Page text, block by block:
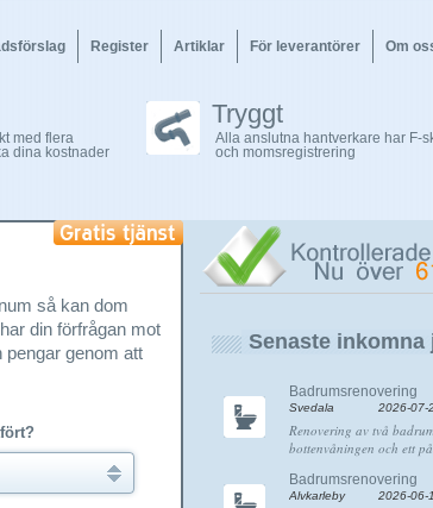
Register Artiklar För leverantörer Om
med flera
dina kostnader
Tryggt
Alla anslutna hantverkare har F-
och momsregistrering
så kan dom
din förfrågan mot
genom att
Senaste inkomna
Badrumsrenovering
Svedala 2026-07-
Renovering av två
bottenvåningen och ett
Badrumsrenovering
Älvkarleby 2026-06-